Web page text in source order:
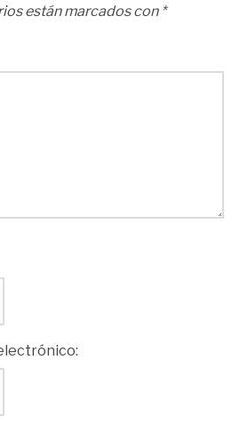
están marcados con *